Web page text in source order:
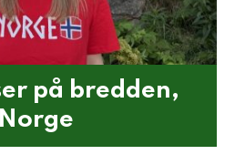
på bredden,